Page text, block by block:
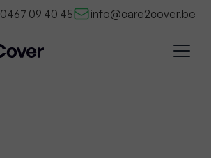
info@care2cover.be
0467 09 40 45